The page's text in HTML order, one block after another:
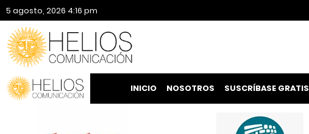
5 agosto, 2026 4:16 pm
INICIO NOSOTROS SUSCRÍBASE GRATIS